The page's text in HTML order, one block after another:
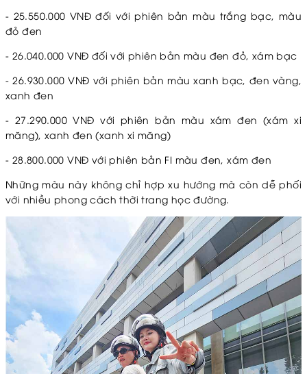
- 25.550.000 VNĐ đối với phiên bản màu trắng bạc, màu
đỏ đen
- 26.040.000 VNĐ đối với phiên bản màu đen đỏ, xám bạc
- 26.930.000 VNĐ với phiên bản màu xanh bạc, đen vàng,
xanh đen
- 27.290.000 VNĐ với phiên bản màu xám đen (xám xi
măng), xanh đen (xanh xi măng)
- 28.800.000 VNĐ với phiên bản FI màu đen, xám đen
Những màu này không chỉ hợp xu hướng mà còn dễ phối
với nhiều phong cách thời trang học đường.